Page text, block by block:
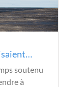
soutenu
à